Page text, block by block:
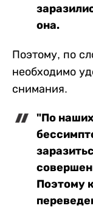
она.
Поэтому, по
необходимо
снимания.
"По
Поэтому